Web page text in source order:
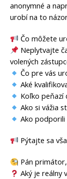
anonymné a
urobí na to
Čo môžete
Neplytvajte
volených
Čo pre vás
Aké
Koľko peňazí
Ako si vážia
Ako podporili
Pýtajte sa
Pán
Aký je reálny